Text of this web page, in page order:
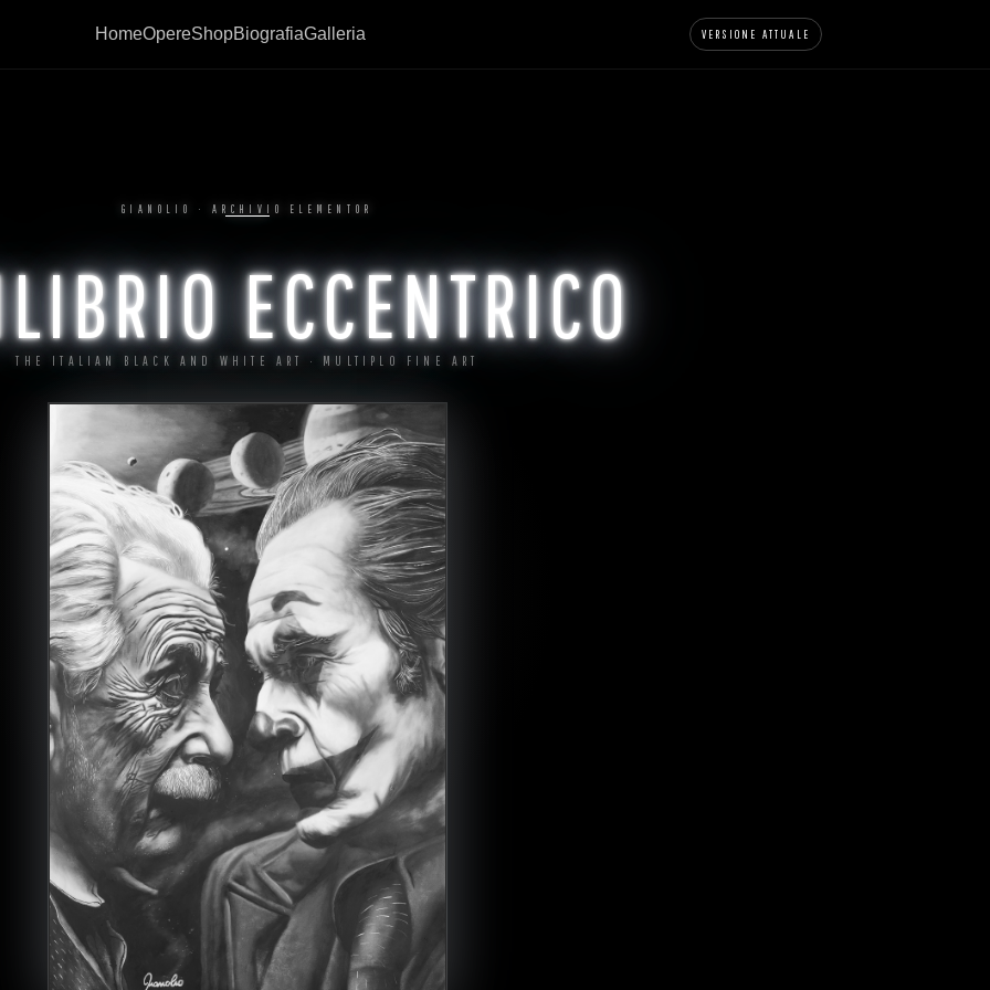
HomeOpereShopBiografiaGalleria VERSIONE ATTUALE
GIANOLIO · ARCHIVIO ELEMENTOR
ECCENTRICO
THE ITALIAN BLACK AND WHITE ART · MULTIPLO FINE ART